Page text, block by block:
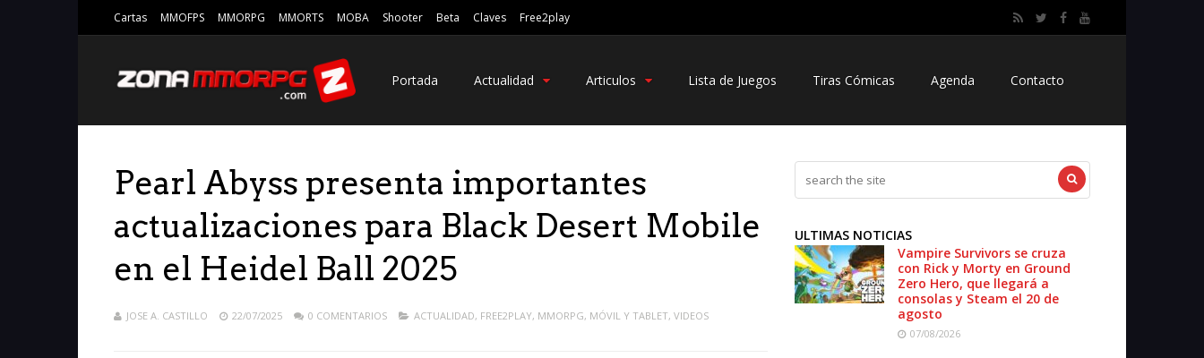
Cartas MMOFPS MMORPG MMORTS MOBA Shooter Beta Claves Free2play
Portada Actualidad Articulos Lista de Juegos Tiras Cómicas Agenda Contacto
Pearl Abyss presenta importantes
actualizaciones para Black Desert Mobile
en el Heidel Ball 2025
JOSE A. CASTILLO 22/07/2025 0 COMENTARIOS ACTUALIDAD, FREE2PLAY, MMORPG, MÓVIL Y TABLET, VIDEOS
ULTIMAS NOTICIAS
Vampire Survivors se cruza
con Rick y Morty en Ground
Zero Hero, que llegará a
consolas y Steam el 20 de
agosto
07/08/2026